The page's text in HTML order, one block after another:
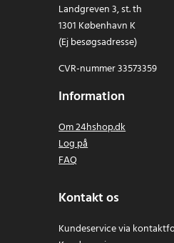
Landgreven 3, st. th
1301 København K
(Ej besøgsadresse)
CVR-nummer 33573359
Information
Om 24hshop.dk
Log på
FAQ
Kontakt os
Kundeservice via